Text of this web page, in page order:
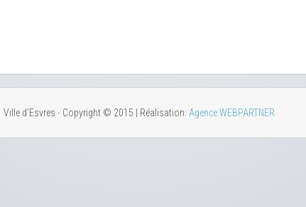
Ville d'Esvres - Copyright © 2015 | Réalisation: Agence WEBPARTNER